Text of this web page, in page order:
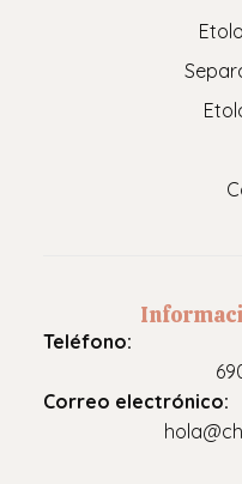
Teléfono:
Correo electrónico: